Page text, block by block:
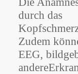
durch das
Zudem
EEG,